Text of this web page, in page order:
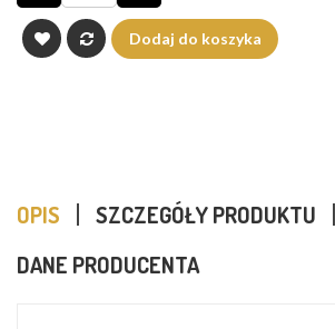
Dodaj do koszyka
OPIS
SZCZEGÓŁY PRODUKTU
DANE PRODUCENTA